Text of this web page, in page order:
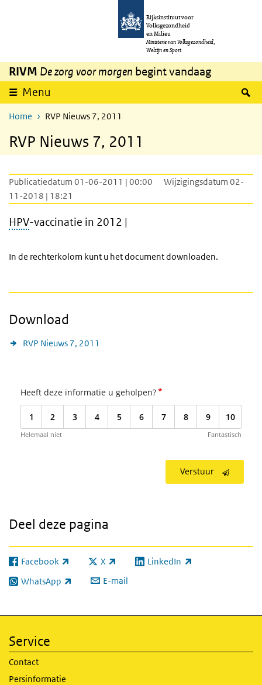
Overslaan en naar de inhoud gaan
Rijksinstituut voor
Volksgezondheid
en Milieu
Ministerie van Volksgezondheid,
Welzijn en Sport
RIVM De zorg voor morgen begint vandaag
Menu
Home RVP Nieuws 7, 2011
RVP Nieuws 7, 2011
Publicatiedatum 01-06-2011 | 00:00
Wijzigingsdatum 02-
11-2018 | 18:21
HPV-vaccinatie in 2012 |
In de rechterkolom kunt u het document downloaden.
Download
RVP Nieuws 7, 2011
Heeft deze informatie u geholpen?*
1 2 3 4 5 6 7 8 9 10
Helemaal niet Fantastisch
Verstuur
Deel deze pagina
Facebook
(externe link) X
(externe link) LinkedIn
(externe link)
WhatsApp
(externe link) E-mail
Service
Contact
Persinformatie